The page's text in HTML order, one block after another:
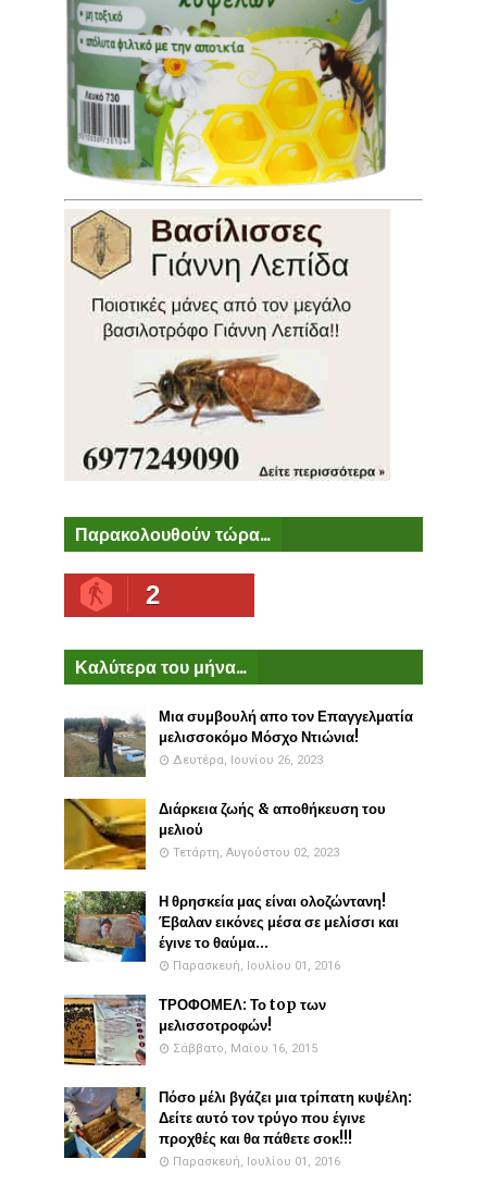
Παρακολουθούν τώρα...
2
Καλύτερα του μήνα...
Μια συμβουλή απο τον Επαγγελματία
μελισσοκόμο Μόσχο Ντιώνια!
Δευτέρα, Ιουνίου 26, 2023
Διάρκεια ζωής & αποθήκευση του
μελιού
Τετάρτη, Αυγούστου 02, 2023
Η θρησκεία μας είναι ολοζώντανη!
Έβαλαν εικόνες μέσα σε μελίσσι και
έγινε το θαύμα...
Παρασκευή, Ιουλίου 01, 2016
ΤΡΟΦΟΜΕΛ: Το top των
μελισσοτροφών!
Σάββατο, Μαΐου 16, 2015
Πόσο μέλι βγάζει μια τρίπατη κυψέλη:
Δείτε αυτό τον τρύγο που έγινε
προχθές και θα πάθετε σοκ!!!
Παρασκευή, Ιουλίου 01, 2016